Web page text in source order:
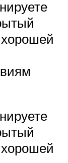
хорошей
хорошей